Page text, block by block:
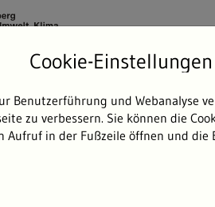
2024
Wasser
in Flüssen
2024
Cookie-Einstellungen
Benutzerführung und Webanalyse
zu verbessern. Sie können die
Aufruf in der Fußzeile öffnen und die